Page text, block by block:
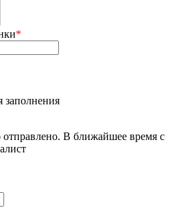
*
заполнения
В ближайшее время с